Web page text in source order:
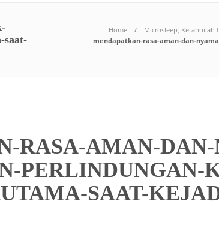
saat-
Home Microsleep, Ketahuilah
mendapatkan-rasa-aman-dan-
RASA-AMAN-
PERLINDUNGAN-
SAAT-